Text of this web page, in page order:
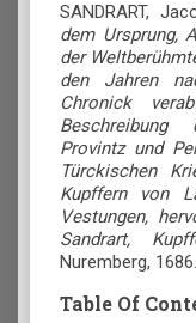
SANDRART,
dem Ursprung,
der
den Jahren
Chronick
Beschreibung
Provintz und
Türckischen
Kupffern von
Vestungen,
Sandrart,
Nuremberg, 1686.
Table Of